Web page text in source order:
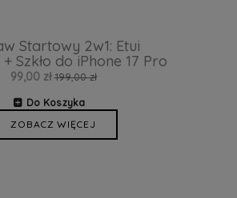
Startowy 2w1: Etui
Szkło do iPhone 17 Pro
99,00 zł 199,00 zł
Do Koszyka
ZOBACZ WIĘCEJ